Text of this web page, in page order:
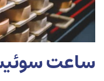
ساعت